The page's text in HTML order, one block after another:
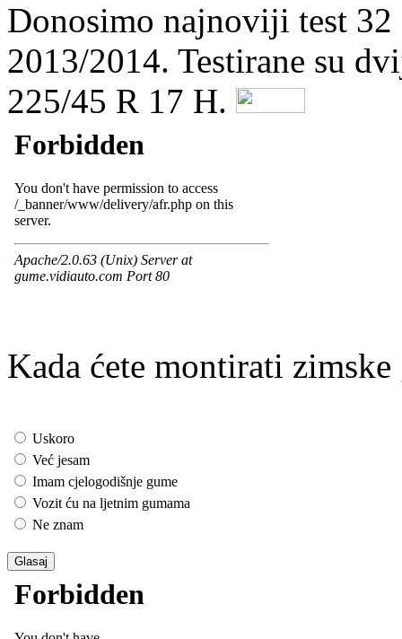
Donosimo najnoviji test 32
2013/2014. Testirane su
225/45 R 17 H.
Kada ćete montirati zimske
Uskoro
Već jesam
Imam cjelogodišnje gume
Vozit ću na ljetnim gumama
Ne znam